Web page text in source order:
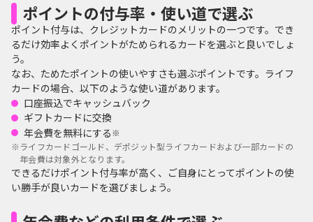
ポイントの付与率・使い道で選ぶ
ポイント付与は、クレジットカードのメリットの一つです。でき
るだけ効率よくポイントがためられるカードを選ぶと良いでしょ
う。
なお、ためたポイントの使いやすさも選ぶポイントです。ライフ
カードの場合、以下のような使い道があります。
口座振込でキャッシュバック
ギフトカードに交換
年会費を無料にする※
※ライフカードゴールド、デポジット型ライフカードおよび一部カードの
年会費は対象外となります。
できるだけポイント付与率が高く、ご自身にとってポイントの使
い勝手が良いカードを選びましょう。